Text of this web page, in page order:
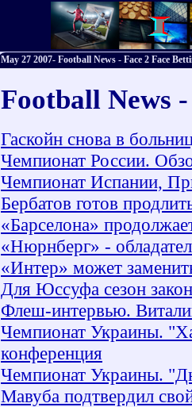
May 27 2007- Football News - Face 2 Face
Football News
Гаскойн снова в
Чемпионат России.
Чемпионат Испании,
Бербатов готов
«Барселона»
«Нюрнберг» -
«Интер» может
Для Юссуфа сезон
Флеш-интервью.
Чемпионат Украины.
конференция
Чемпионат Украины.
Мавуба подтвердил